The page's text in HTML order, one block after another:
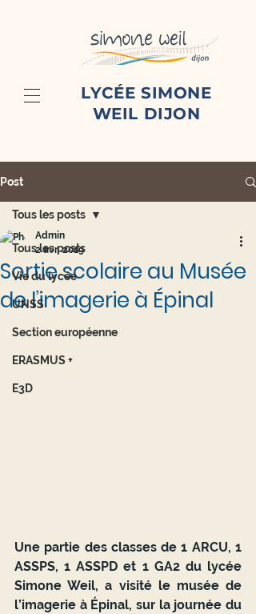
LYCÉE SIMONE
WEIL DIJON
Post
Tous les posts
Vie du lycée
UNSS
Section européenne
ERASMUS +
E3D
Tous les posts
Sortie scolaire au Musée
de l’imagerie à Épinal
Admin
2 avr. 2019
Une partie des classes de 1 ARCU, 1
ASSPS, 1 ASSPD et 1 GA2 du lycée
Simone Weil, a visité le musée de
l’imagerie à Épinal, sur la journée du